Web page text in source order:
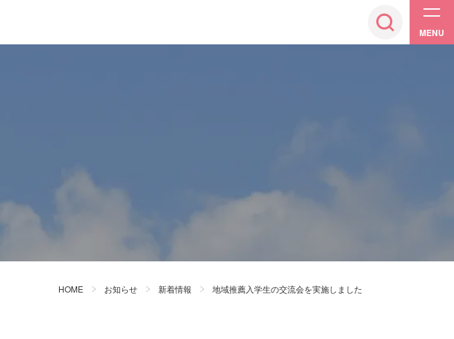
MENU
HOME お知らせ 新着情報 地域推薦入学生の交流会を実施しました